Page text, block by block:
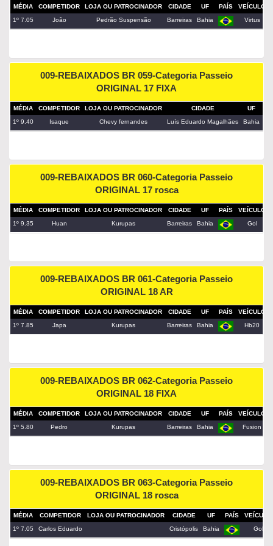
MÉDIA COMPETIDOR LOJA OU PATROCINADOR CIDADE UF PAÍS VEÍCULO
1º 7.05
João Pedrão Suspensão Barreiras Bahia Virtus
009-REBAIXADOS BR 059-Categoria Passeio
ORIGINAL 17 FIXA
MÉDIA COMPETIDOR LOJA OU PATROCINADOR CIDADE UF
1º 9.40
Isaque Chevy fernandes Luís Eduardo Magalhães Bahia
009-REBAIXADOS BR 060-Categoria Passeio
ORIGINAL 17 rosca
MÉDIA COMPETIDOR LOJA OU PATROCINADOR CIDADE UF PAÍS VEÍCULO
1º 9.35
Huan Kurupas Barreiras Bahia Gol
009-REBAIXADOS BR 061-Categoria Passeio
ORIGINAL 18 AR
MÉDIA COMPETIDOR LOJA OU PATROCINADOR CIDADE UF PAÍS VEÍCULO
1º 7.85
Japa Kurupas Barreiras Bahia Hb20
009-REBAIXADOS BR 062-Categoria Passeio
ORIGINAL 18 FIXA
MÉDIA COMPETIDOR LOJA OU PATROCINADOR CIDADE UF PAÍS VEÍCULO
1º 5.80
Pedro Kurupas Barreiras Bahia Fusion
009-REBAIXADOS BR 063-Categoria Passeio
ORIGINAL 18 rosca
MÉDIA COMPETIDOR LOJA OU PATROCINADOR CIDADE UF PAÍS
VEÍCULO
1º 7.05
Carlos Eduardo Cristópolis Bahia Gol